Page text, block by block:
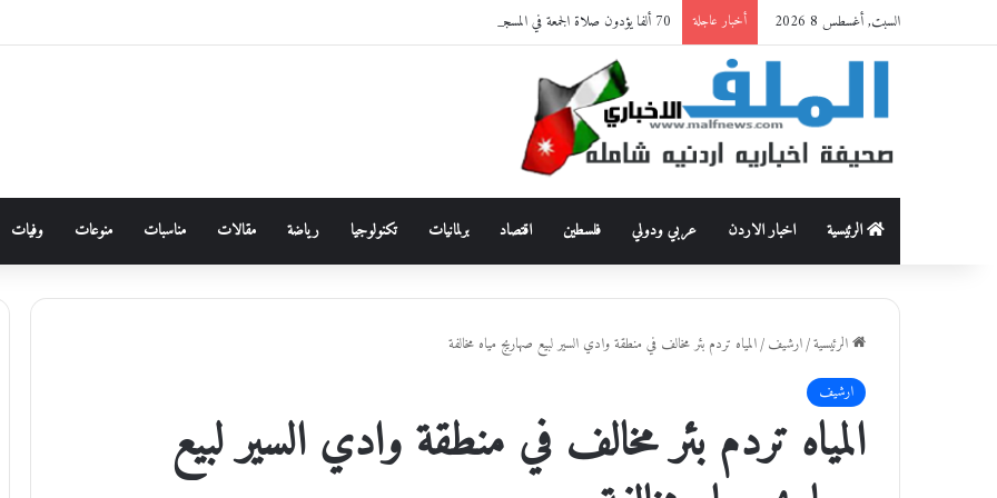
السبت, أغسطس 8 2026 أخبار عاجلة 70 ألفا يؤدون صلاة الجمعة في المسجد الأقصى
الرئيسية اخبار الاردن عربي ودولي فلسطين اقتصاد برلمانيات تكنولوجيا رياضة مقالات مناسبات منوعات وفيات
الرئيسية/ارشيف/المياه تردم بئر مخالف في منطقة وادي السير لبيع صهاريج مياه مخالفة
ارشيف
المياه تردم بئر مخالف في منطقة وادي السير لبيع